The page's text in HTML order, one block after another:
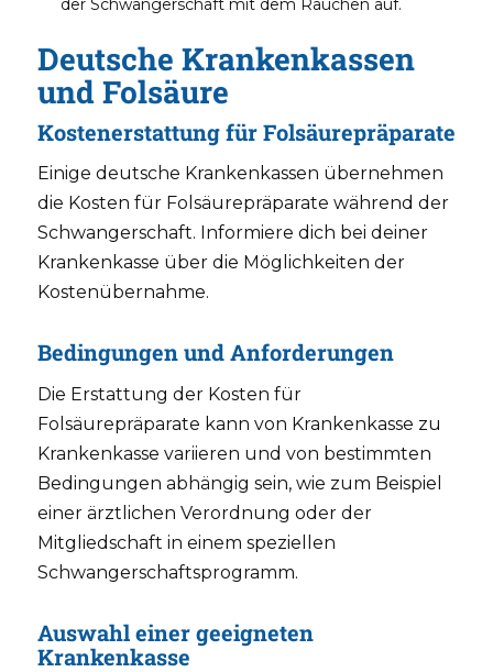
der Schwangerschaft mit dem Rauchen auf.
Deutsche Krankenkassen
und Folsäure
Kostenerstattung für Folsäurepräparate
Einige deutsche Krankenkassen übernehmen
die Kosten für Folsäurepräparate während der
Schwangerschaft. Informiere dich bei deiner
Krankenkasse über die Möglichkeiten der
Kostenübernahme.
Bedingungen und Anforderungen
Die Erstattung der Kosten für
Folsäurepräparate kann von Krankenkasse zu
Krankenkasse variieren und von bestimmten
Bedingungen abhängig sein, wie zum Beispiel
einer ärztlichen Verordnung oder der
Mitgliedschaft in einem speziellen
Schwangerschaftsprogramm.
Auswahl einer geeigneten
Krankenkasse